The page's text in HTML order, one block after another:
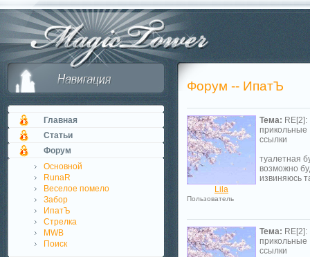
Главная
Статьи
Форум
Основной
RunaR
Веселое помело
Забор
ИпатЪ
Стрелка
MWB
Поиск
Форум -- ИпатЪ
Lila
Пользователь
Тема: RE[2]:
прикольные
ссылки
туалетная
возможно
извиняюсь
Тема: RE[2]:
прикольные
ссылки